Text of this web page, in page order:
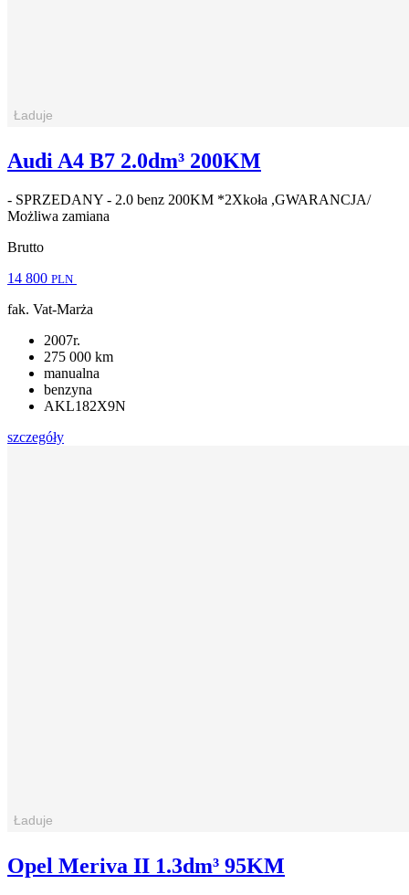
Audi A4 B7 2.0dm³ 200KM
- SPRZEDANY - 2.0 benz 200KM *2Xkoła ,GWARANCJA/
Możliwa zamiana
Brutto
14 800 PLN
fak. Vat-Marża
2007r.
275 000 km
manualna
benzyna
AKL182X9N
szczegóły
Opel Meriva II 1.3dm³ 95KM